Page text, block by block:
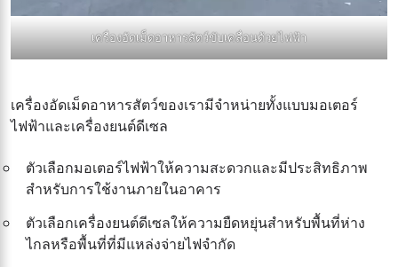
เครื่องอัดเม็ดอาหารสัตว์ขับเคลื่อนด้วยไฟฟ้า
เครื่องอัดเม็ดอาหารสัตว์ของเรามีจำหน่ายทั้งแบบมอเตอร์
ไฟฟ้าและเครื่องยนต์ดีเซล
ตัวเลือกมอเตอร์ไฟฟ้าให้ความสะดวกและมีประสิทธิภาพ
สำหรับการใช้งานภายในอาคาร
ตัวเลือกเครื่องยนต์ดีเซลให้ความยืดหยุ่นสำหรับพื้นที่ห่าง
ไกลหรือพื้นที่ที่มีแหล่งจ่ายไฟจำกัด